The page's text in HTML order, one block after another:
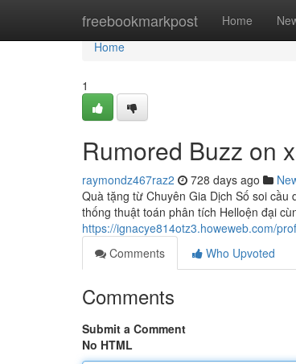
freebookmarkpost Home
Home
Home
1
Rumored Buzz on
raymondz467raz2 728 days ago
Quà tặng từ Chuyên Gia Dịch Số soi
thống thuật toán phân tích Helloện đại
https://ignacye814otz3.howeweb.com/
Comments
Who Upvoted
Comments
Submit a Comment
No HTML